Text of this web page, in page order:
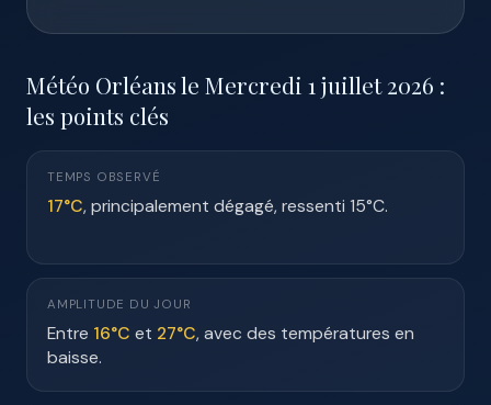
Météo Orléans le Mercredi 1 juillet 2026 :
les points clés
TEMPS OBSERVÉ
17°C, principalement dégagé, ressenti 15°C.
AMPLITUDE DU JOUR
Entre 16°C et 27°C, avec des températures en
baisse.